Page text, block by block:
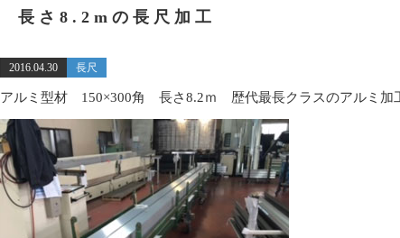
長さ8.2mの長尺加工
2016.04.30 長尺
アルミ型材 150×300角 長さ8.2ｍ 歴代最長クラスのアルミ加